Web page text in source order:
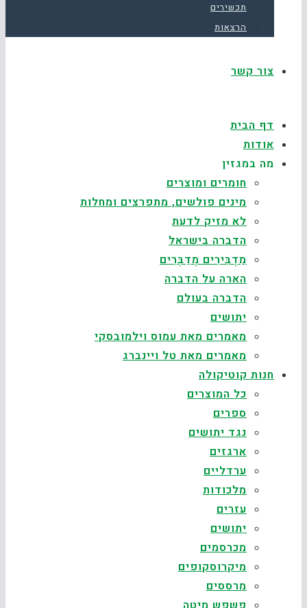
תכשירים
הרצאות
צור קשר
דף הבית
אודות
מה במגזין
חומרים ומוצרים
מינים פולשים, מתפרצים ומחלות
לא מזיק לדעת
הדברה בישראל
מַדְבִּירִים מְדַבְּרִים
הארה על הדברה
הדברה בעולם
יתושים
מאמרים מאת עמוס וילמובסקי
מאמרים מאת טל ויינברג
חנות קוטיקולה
כל המוצרים
ספרים
נגד יתושים
ארגזים
ערדליים
מלכודות
עזרים
יתושים
מכרסמים
מיקרוסקופים
מרססים